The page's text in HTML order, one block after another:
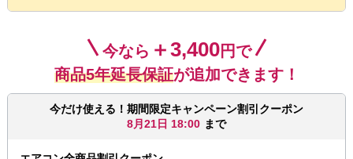
今なら ＋3,400円で
商品5年延長保証が追加できます！
今だけ使える！期間限定キャンペーン割引クーポン
8月21日 18:00 まで